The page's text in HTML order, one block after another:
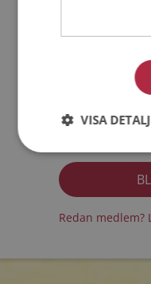
Jag accepterar
Redan medlem?
VISA